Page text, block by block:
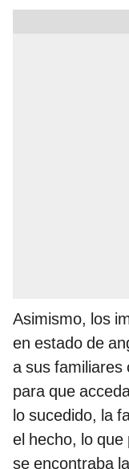
Asimismo, los
en estado de
a sus familiares
para que
lo sucedido, la
el hecho, lo
se encontraba